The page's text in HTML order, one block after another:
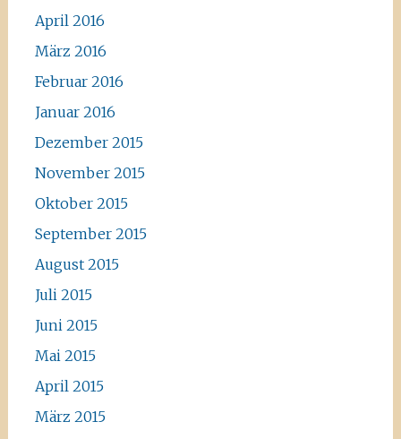
April 2016
März 2016
Februar 2016
Januar 2016
Dezember 2015
November 2015
Oktober 2015
September 2015
August 2015
Juli 2015
Juni 2015
Mai 2015
April 2015
März 2015